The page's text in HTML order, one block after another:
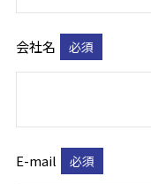
会社名 必須
E-mail 必須